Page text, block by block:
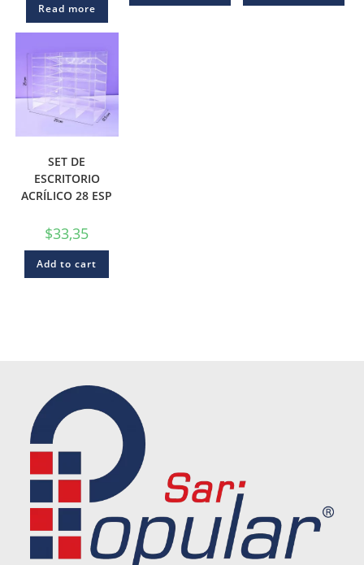
Read more
SET DE
ESCRITORIO
ACRÍLICO 28 ESP
$33,35
Add to cart